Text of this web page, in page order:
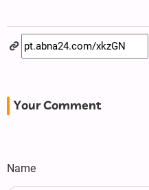
Your Comment
Name